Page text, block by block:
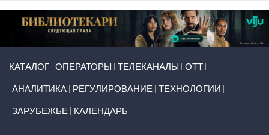
КАТАЛОГ ОПЕРАТОРЫ ТЕЛЕКАНАЛЫ ОТТ
АНАЛИТИКА РЕГУЛИРОВАНИЕ ТЕХНОЛОГИИ
ЗАРУБЕЖЬЕ КАЛЕНДАРЬ